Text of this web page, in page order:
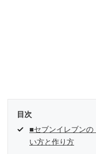
目次
■セブンイレブン
い方と作り方